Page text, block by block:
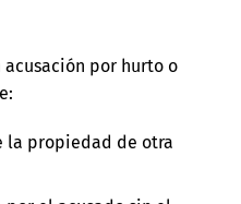
por hurto o
la propiedad de otra